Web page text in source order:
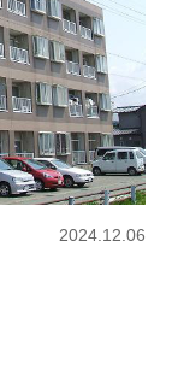
2024.12.06